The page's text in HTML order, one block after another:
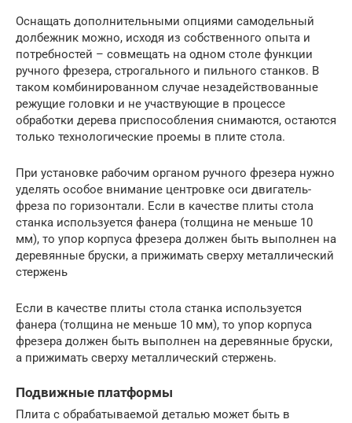
Оснащать дополнительными опциями самодельный
долбежник можно, исходя из собственного опыта и
потребностей – совмещать на одном столе функции
ручного фрезера, строгального и пильного станков. В
таком комбинированном случае незадействованные
режущие головки и не участвующие в процессе
обработки дерева приспособления снимаются, остаются
только технологические проемы в плите стола.
При установке рабочим органом ручного фрезера нужно
уделять особое внимание центровке оси двигатель-
фреза по горизонтали. Если в качестве плиты стола
станка используется фанера (толщина не меньше 10
мм), то упор корпуса фрезера должен быть выполнен на
деревянные бруски, а прижимать сверху металлический
стержень
Если в качестве плиты стола станка используется
фанера (толщина не меньше 10 мм), то упор корпуса
фрезера должен быть выполнен на деревянные бруски,
а прижимать сверху металлический стержень.
Подвижные платформы
Плита с обрабатываемой деталью может быть в